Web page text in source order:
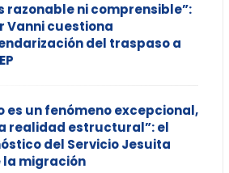
razonable ni comprensible”:
Vanni cuestiona
del traspaso a
es un fenómeno excepcional,
realidad estructural”: el
del Servicio Jesuita
la migración